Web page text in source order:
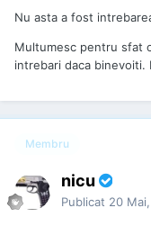
Nu asta a fost
Multumesc pentru sfat
intrebari daca binevoiti.
Membru
nicu
Publicat 20